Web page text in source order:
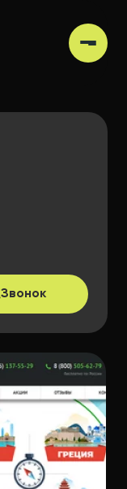
Звонок